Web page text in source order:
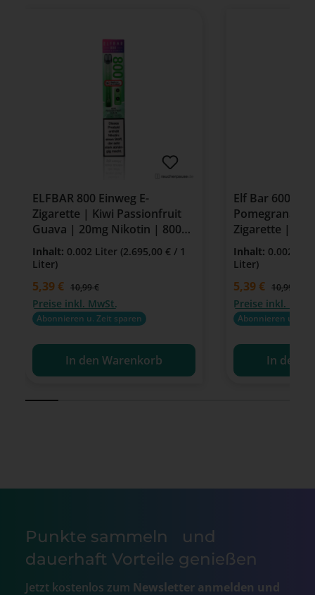
ELFBAR 800 Einweg E-
Zigarette | Kiwi Passionfruit
Guava | 20mg Nikotin | 800
Züge
Inhalt: 0.002 Liter (2.695,00 € / 1
Liter)
Verkaufspreis:
5,39 € Regulärer Preis:
10,99 €
Preise inkl. MwSt.
Abonnieren u. Zeit sparen
In den Warenkorb
Elf Bar 600
Pomegranate
Zigarette |
Inhalt: 0.002
Liter)
Verkaufspreis:
5,39 € Regulärer
10,99 €
Preise inkl.
Abonnieren u.
In den
Punkte sammeln und
dauerhaft Vorteile genießen
Jetzt kostenlos zum Newsletter anmelden und